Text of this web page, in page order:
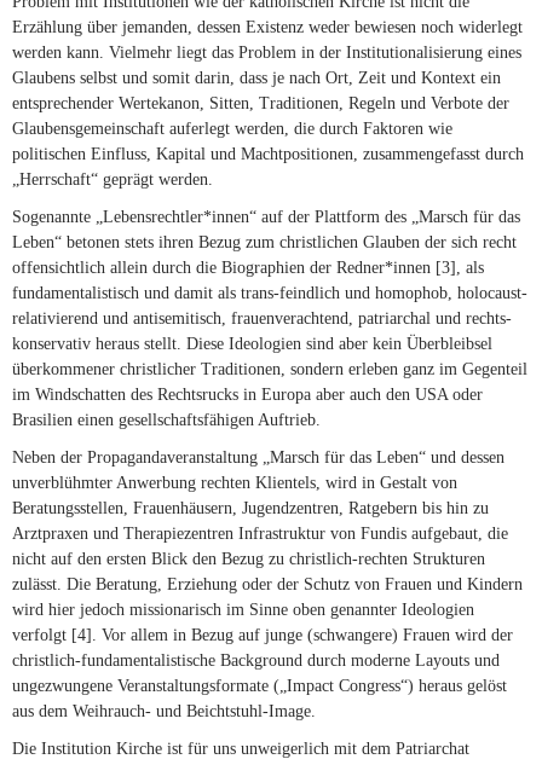
Erzählung über jemanden, dessen Existenz weder bewiesen noch widerlegt
werden kann. Vielmehr liegt das Problem in der Institutionalisierung eines
Glaubens selbst und somit darin, dass je nach Ort, Zeit und Kontext ein
entsprechender Wertekanon, Sitten, Traditionen, Regeln und Verbote der
Glaubensgemeinschaft auferlegt werden, die durch Faktoren wie
politischen Einfluss, Kapital und Machtpositionen, zusammengefasst durch
„Herrschaft“ geprägt werden.
Sogenannte „Lebensrechtler*innen“ auf der Plattform des „Marsch für das
Leben“ betonen stets ihren Bezug zum christlichen Glauben der sich recht
offensichtlich allein durch die Biographien der Redner*innen [3], als
fundamentalistisch und damit als trans-feindlich und homophob, holocaust-
relativierend und antisemitisch, frauenverachtend, patriarchal und rechts-
konservativ heraus stellt. Diese Ideologien sind aber kein Überbleibsel
überkommener christlicher Traditionen, sondern erleben ganz im Gegenteil
im Windschatten des Rechtsrucks in Europa aber auch den USA oder
Brasilien einen gesellschaftsfähigen Auftrieb.
Neben der Propagandaveranstaltung „Marsch für das Leben“ und dessen
unverblühmter Anwerbung rechten Klientels, wird in Gestalt von
Beratungsstellen, Frauenhäusern, Jugendzentren, Ratgebern bis hin zu
Arztpraxen und Therapiezentren Infrastruktur von Fundis aufgebaut, die
nicht auf den ersten Blick den Bezug zu christlich-rechten Strukturen
zulässt. Die Beratung, Erziehung oder der Schutz von Frauen und Kindern
wird hier jedoch missionarisch im Sinne oben genannter Ideologien
verfolgt [4]. Vor allem in Bezug auf junge (schwangere) Frauen wird der
christlich-fundamentalistische Background durch moderne Layouts und
ungezwungene Veranstaltungsformate („Impact Congress“) heraus gelöst
aus dem Weihrauch- und Beichtstuhl-Image.
Die Institution Kirche ist für uns unweigerlich mit dem Patriarchat